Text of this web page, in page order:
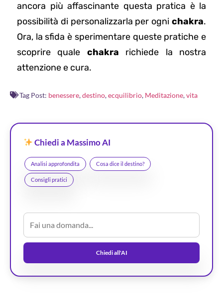
ancora più affascinante questa pratica è la
possibilità di personalizzarla per ogni chakra.
Ora, la sfida è sperimentare queste pratiche e
scoprire quale chakra richiede la nostra
attenzione e cura.
Tag Post: benessere,destino,ecquilibrio, Meditazione,vita
Chiedi a Massimo AI
Analisi approfondita Cosa dice il destino?
Consigli pratici
Chiedi all'AI